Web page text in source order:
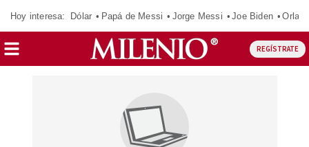
Hoy interesa: Dólar Papá de Messi Jorge Messi Joe Biden
REGÍSTRATE